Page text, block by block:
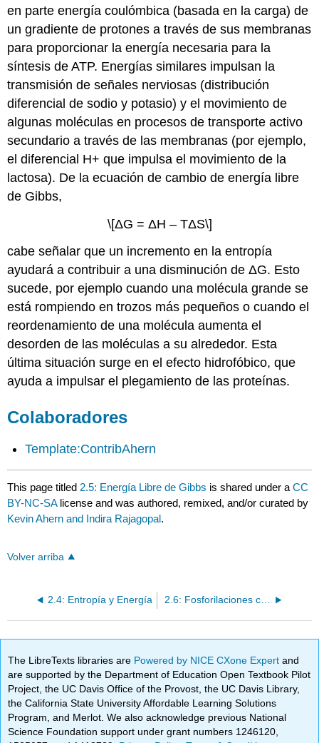
en parte energía coulómbica (basada en la carga) de
un gradiente de protones a través de sus membranas
para proporcionar la energía necesaria para la
síntesis de ATP. Energías similares impulsan la
transmisión de señales nerviosas (distribución
diferencial de sodio y potasio) y el movimiento de
algunas moléculas en procesos de transporte activo
secundario a través de las membranas (por ejemplo,
el diferencial H+ que impulsa el movimiento de la
lactosa). De la ecuación de cambio de energía libre
de Gibbs,
\[ΔG = ΔH – TΔS\]
cabe señalar que un incremento en la entropía
ayudará a contribuir a una disminución de ΔG. Esto
sucede, por ejemplo cuando una molécula grande se
está rompiendo en trozos más pequeños o cuando el
reordenamiento de una molécula aumenta el
desorden de las moléculas a su alrededor. Esta
última situación surge en el efecto hidrofóbico, que
ayuda a impulsar el plegamiento de las proteínas.
Colaboradores
Template:ContribAhern
This page titled 2.5: Energía Libre de Gibbs is shared under aCC
BY-NC-SA license and was authored, remixed, and/or curated by
Kevin Ahern and Indira Rajagopal.
Volver arriba
2.4: Entropía y Energía 2.6: Fosforilaciones celulares
The LibreTexts libraries are Powered by NICE CXone Expertand
are supported by the Department of Education Open Textbook Pilot
Project, the UC Davis Office of the Provost, the UC Davis Library,
the California State University Affordable Learning Solutions
Program, and Merlot. We also acknowledge previous National
Science Foundation support under grant numbers 1246120,